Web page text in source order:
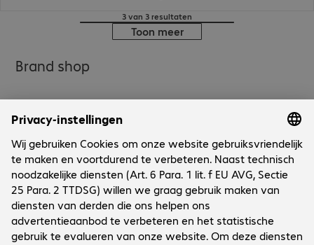
3 van 3 resultaten
Toon meer
Brand shop
Onderneming